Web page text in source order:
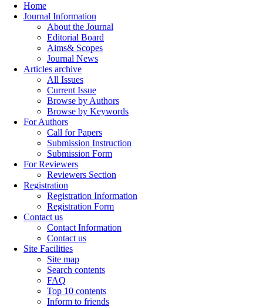
Home
Journal Information
About the Journal
Editorial Board
Aims& Scopes
Journal News
Articles archive
All Issues
Current Issue
Browse by Authors
Browse by Keywords
For Authors
Call for Papers
Submission Instruction
Submission Form
For Reviewers
Reviewers Section
Registration
Registration Information
Registration Form
Contact us
Contact Information
Contact us
Site Facilities
Site map
Search contents
FAQ
Top 10 contents
Inform to friends